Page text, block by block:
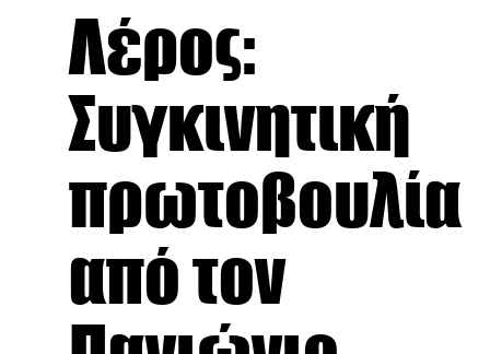
Λέρος:
Συγκινητική
πρωτοβουλία
από τον